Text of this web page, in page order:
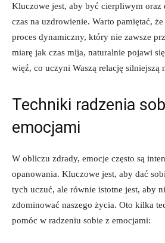
Kluczowe jest, aby być cierpliwym oraz
czas na uzdrowienie. Warto pamiętać,
proces dynamiczny, który nie zawsze
miarę jak czas mija, naturalnie pojawi
więź, co uczyni Waszą relację silniejszą
Techniki radzenia
emocjami
W obliczu zdrady, emocje często są
opanowania. Kluczowe jest, aby dać
tych uczuć, ale równie istotne jest, aby
zdominować naszego życia. Oto kilka
pomóc w radzeniu sobie z emocjami: